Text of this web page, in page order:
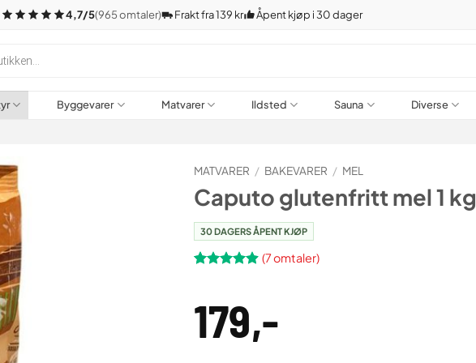
4,7/5(965 omtaler) Frakt fra 139 kr Åpent kjøp i 30 dager
Byggevarer Matvarer Ildsted Sauna Diverse
MATVARER / BAKEVARER / MEL
Caputo glutenfritt mel 1 kg
30 DAGERS ÅPENT KJØP
basert på
kundevurderinger
(7omtaler)
179,-